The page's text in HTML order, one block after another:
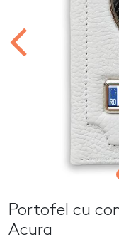
Portofel cu
Acura